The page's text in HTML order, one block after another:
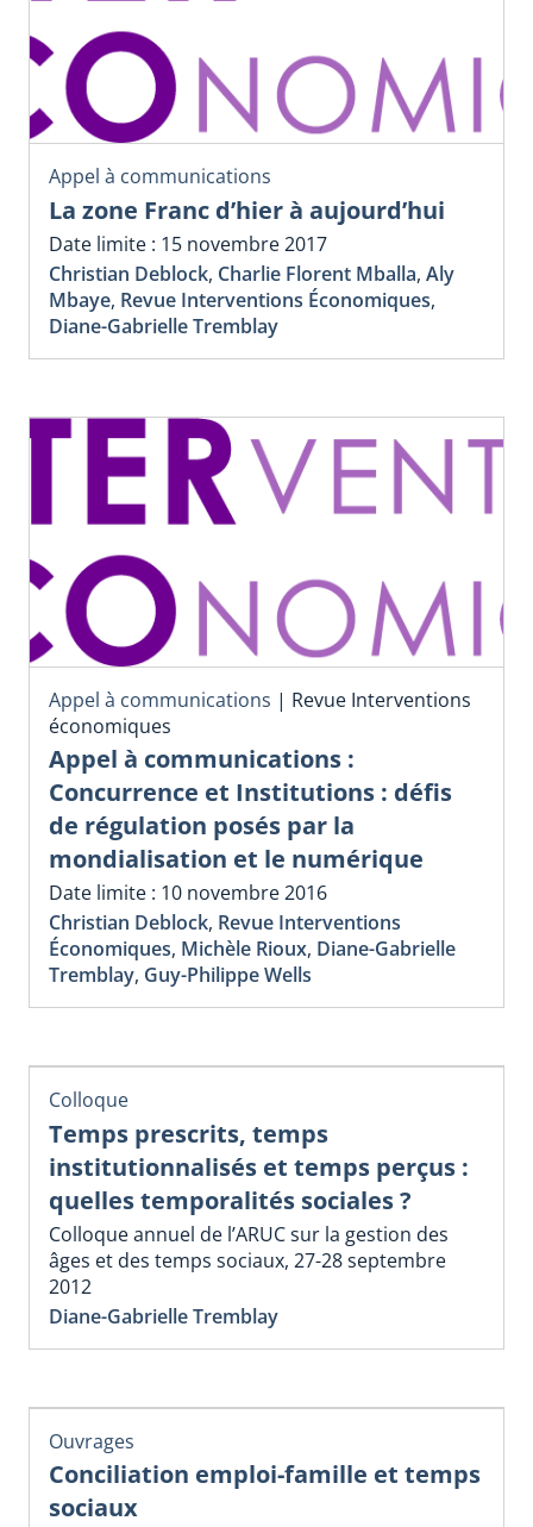
Appel à communications
La zone Franc d’hier à aujourd’hui
Date limite : 15 novembre 2017
Christian Deblock, Charlie Florent Mballa, Aly
Mbaye, Revue Interventions Économiques,
Diane-Gabrielle Tremblay
Appel à communications | Revue Interventions
économiques
Appel à communications :
Concurrence et Institutions : défis
de régulation posés par la
mondialisation et le numérique
Date limite : 10 novembre 2016
Christian Deblock, Revue Interventions
Économiques, Michèle Rioux, Diane-Gabrielle
Tremblay, Guy-Philippe Wells
Colloque
Temps prescrits, temps
institutionnalisés et temps perçus :
quelles temporalités sociales ?
Colloque annuel de l’ARUC sur la gestion des
âges et des temps sociaux, 27-28 septembre
2012
Diane-Gabrielle Tremblay
Ouvrages
Conciliation emploi-famille et temps
sociaux